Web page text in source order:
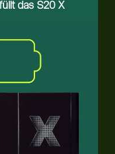
das S20 X